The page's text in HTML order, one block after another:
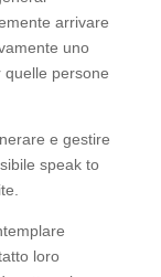
arrivare
uno
quelle persone
e gestire
speak to
loro